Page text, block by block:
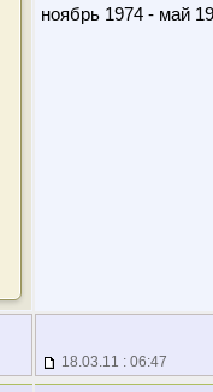
ноябрь 1974 - май
18.03.11 : 06:47